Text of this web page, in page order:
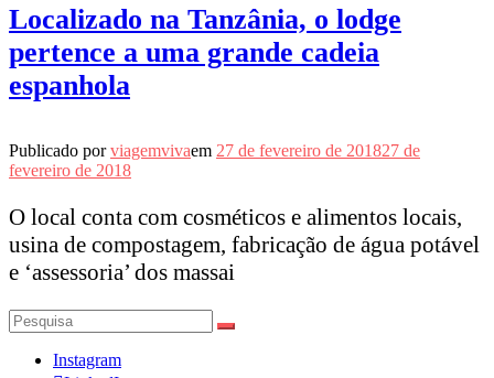
Localizado na Tanzânia, o lodge
pertence a uma grande cadeia
espanhola
Publicado porviagemvivaem 27 de fevereiro de 201827 de
fevereiro de 2018
O local conta com cosméticos e alimentos locais,
usina de compostagem, fabricação de água potável
e ‘assessoria’ dos massai
Pesquisar
por:
Instagram